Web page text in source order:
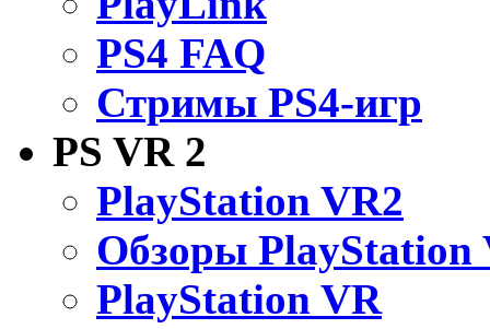
PS4 FAQ
Стримы PS4-игр
PS VR 2
PlayStation VR2
Обзоры PlayStation
PlayStation VR